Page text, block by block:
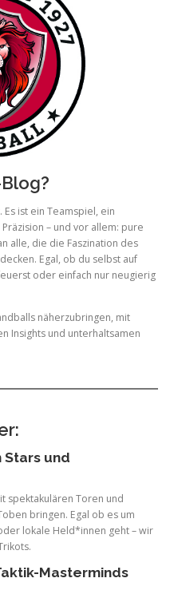
ist ein Teamspiel, ein
– und vor allem: pure
alle, die die Faszination des
Egal, ob du selbst auf
oder einfach nur neugierig
näherzubringen, mit
Insights und unterhaltsamen
Stars und
spektakulären Toren und
bringen. Egal ob es um
lokale Held*innen geht – wir
Masterminds